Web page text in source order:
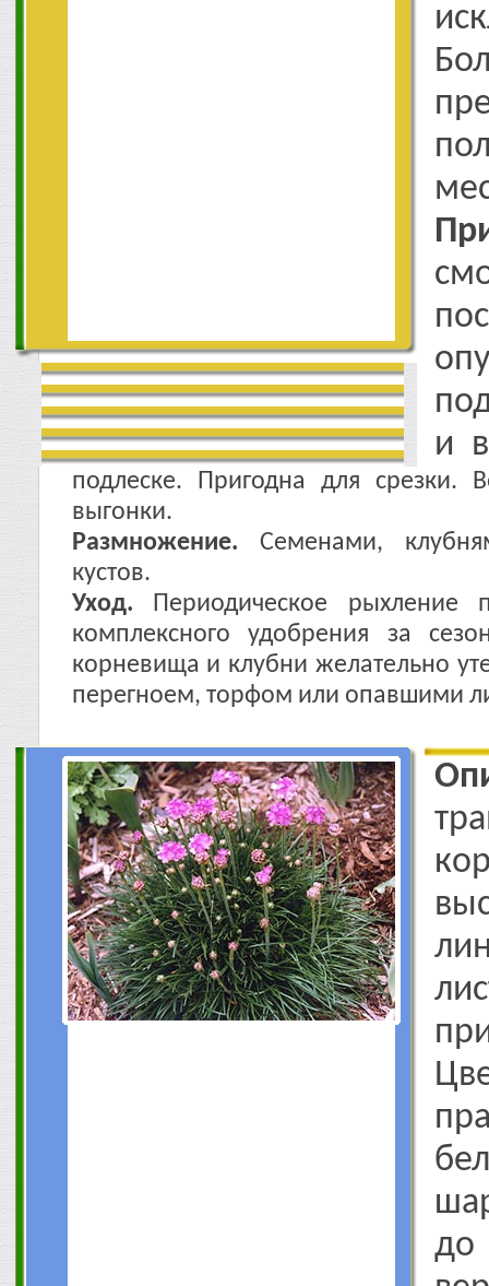
и в
подлеске. Пригодна для срезки.
выгонки.
Размножение. Семенами,
кустов.
Уход. Периодическое рыхление
комплексного удобрения за
корневища и клубни желательно
перегноем, торфом или опавшими
до